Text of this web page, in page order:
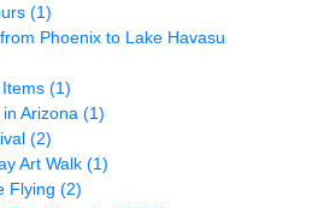
(1)
Phoenix to Lake Havasu
(1)
Arizona (1)
(2)
Art Walk (1)
Flying (2)